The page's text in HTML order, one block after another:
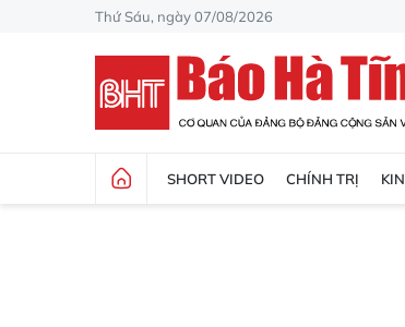
Thứ Sáu, ngày 07/08/2026
SHORT VIDEO CHÍNH TRỊ